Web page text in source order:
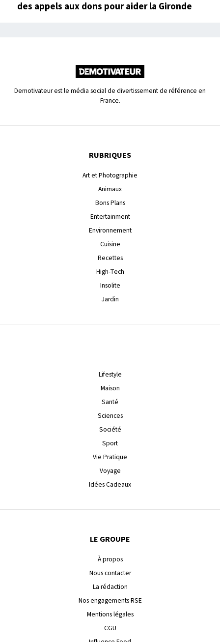
des appels aux dons pour aider la Gironde
Demotivateur est le média social de divertissement de référence en
France.
RUBRIQUES
Art et Photographie
Animaux
Bons Plans
Entertainment
Environnement
Cuisine
Recettes
High-Tech
Insolite
Jardin
Lifestyle
Maison
Santé
Sciences
Société
Sport
Vie Pratique
Voyage
Idées Cadeaux
LE GROUPE
À propos
Nous contacter
La rédaction
Nos engagements RSE
Mentions légales
CGU